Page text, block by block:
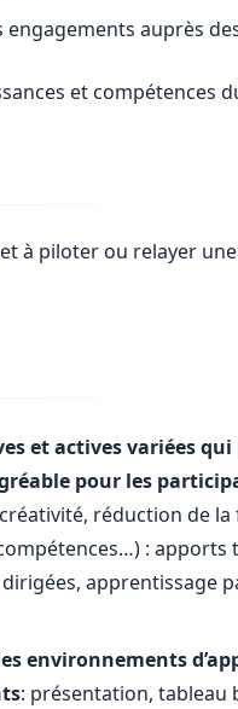
auprès
et compétences
à piloter ou relayer
et actives variées
pour les
réduction de
: apports
apprentissage
environnements
: présentation, tableau